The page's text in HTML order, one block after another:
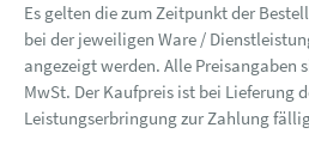
Es gelten die zum Zeitpunkt der
bei der jeweiligen Ware /
angezeigt werden. Alle Preisangaben
MwSt. Der Kaufpreis ist bei Lieferung
Leistungserbringung zur Zahlung